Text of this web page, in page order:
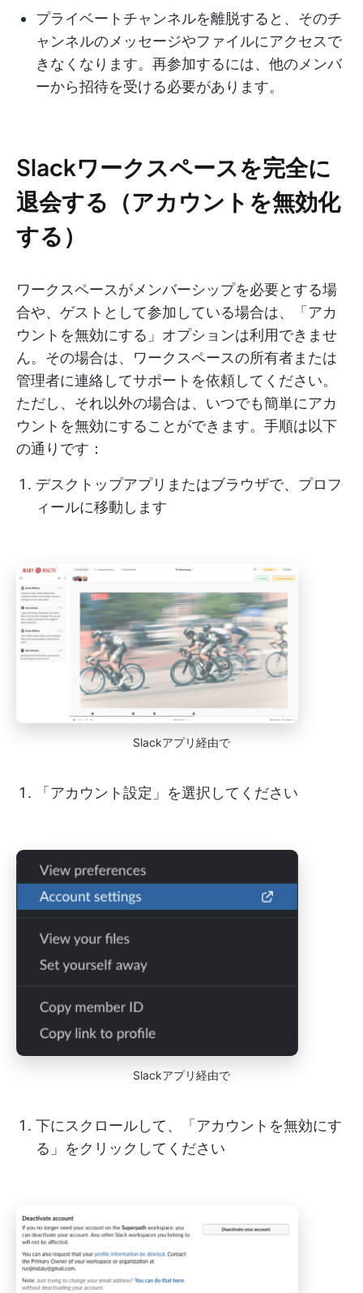
プライベートチャンネルを離脱すると、そのチ
ャンネルのメッセージやファイルにアクセスで
きなくなります。再参加するには、他のメンバ
ーから招待を受ける必要があります。
Slackワークスペースを完全に
退会する（アカウントを無効化
する）
ワークスペースがメンバーシップを必要とする場
合や、ゲストとして参加している場合は、「アカ
ウントを無効にする」オプションは利用できませ
ん。その場合は、ワークスペースの所有者または
管理者に連絡してサポートを依頼してください。
ただし、それ以外の場合は、いつでも簡単にアカ
ウントを無効にすることができます。手順は以下
の通りです：
デスクトップアプリまたはブラウザで、プロフ
ィールに移動します
Slackアプリ経由で
「アカウント設定」を選択してください
Slackアプリ経由で
下にスクロールして、「アカウントを無効にす
る」をクリックしてください